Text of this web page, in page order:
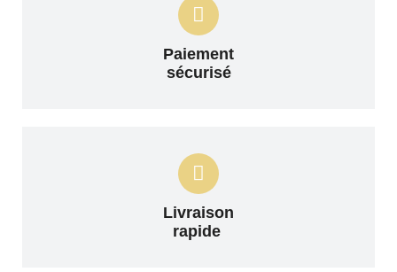
Paiement
sécurisé
Livraison
rapide